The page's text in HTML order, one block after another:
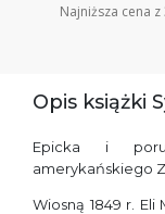
Najniższa cena
Opis książki
Epicka i
amerykańskiego
Wiosną 1849 r.